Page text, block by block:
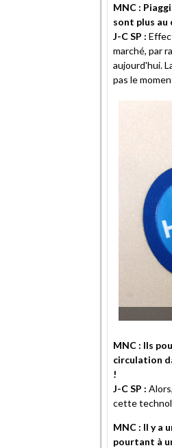
MNC :
sont plus au
J-C SP :
marché, par
aujourd'hui.
pas le
MNC : Ils
circulation
!
J-C SP :
cette
MNC : Il y a
pourtant à